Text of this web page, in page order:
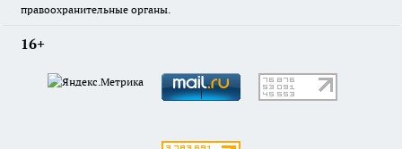
правоохранительные органы.
16+